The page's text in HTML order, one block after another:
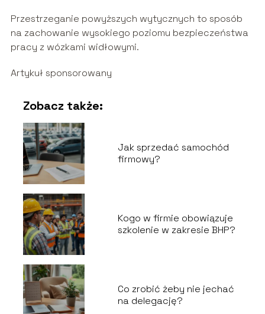
Przestrzeganie powyższych wytycznych to sposób
na zachowanie wysokiego poziomu bezpieczeństwa
pracy z wózkami widłowymi.
Artykuł sponsorowany
Zobacz także:
Jak sprzedać samochód
firmowy?
Kogo w firmie obowiązuje
szkolenie w zakresie BHP?
Co zrobić żeby nie jechać
na delegację?